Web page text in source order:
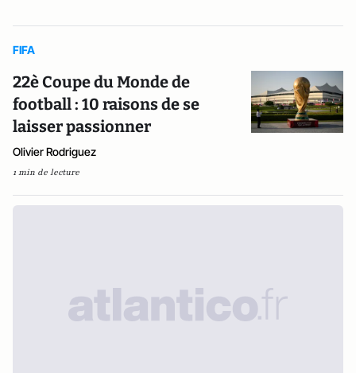
FIFA
22è Coupe du Monde de
football : 10 raisons de se
laisser passionner
Olivier Rodriguez
1 min de lecture